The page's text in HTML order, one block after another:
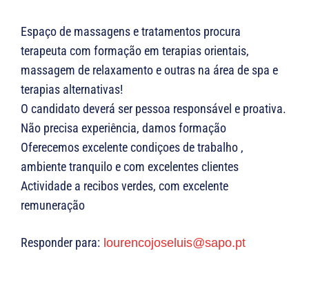
Espaço de massagens e tratamentos procura
terapeuta com formação em terapias orientais,
massagem de relaxamento e outras na área de spa e
terapias alternativas!
O candidato deverá ser pessoa responsável e proativa.
Não precisa experiência, damos formação
Oferecemos excelente condiçoes de trabalho ,
ambiente tranquilo e com excelentes clientes
Actividade a recibos verdes, com excelente
remuneração
Responder para: lourencojoseluis@sapo.pt